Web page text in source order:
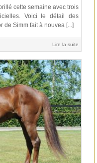
cette semaine avec trois
Voici le détail des
de Simm fait à nouvea [...]
Lire la suite